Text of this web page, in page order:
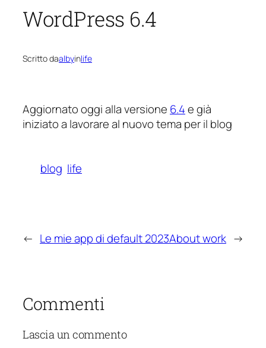
WordPress 6.4
Scritto daalbyinlife
Aggiornato oggi alla versione 6.4e già
iniziato a lavorare al nuovo tema per il blog
blog life
← Le mie app di default 2023About work →
Commenti
Lascia un commento